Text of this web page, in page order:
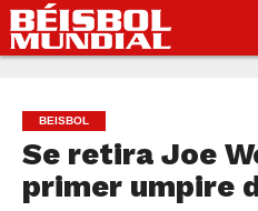
BEISBOL
Se retira Joe
primer umpire